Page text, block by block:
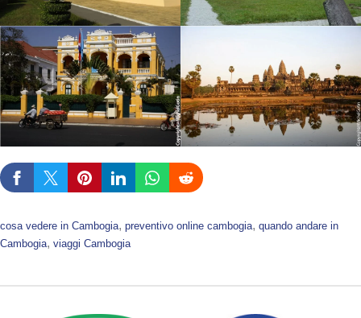
cosa vedere in Cambogia, preventivo online cambogia, quando andare in
Cambogia, viaggi Cambogia